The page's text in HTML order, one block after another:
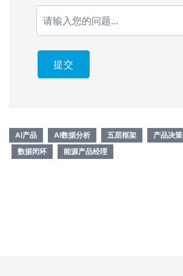
提交
AI产品 AI数据分析 五层框架 产品决策
数据闭环
能源产品经理